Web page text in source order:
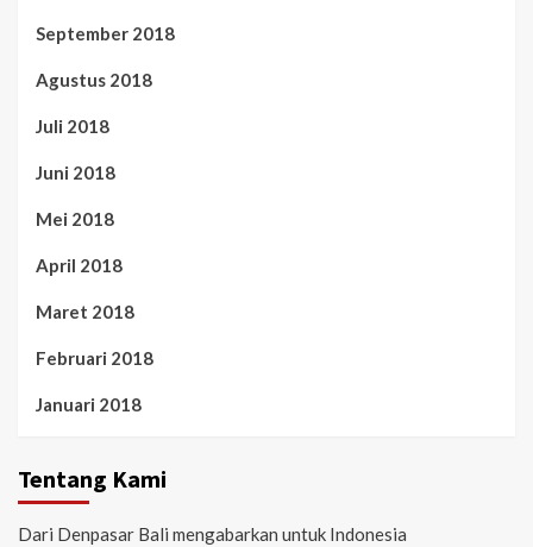
September 2018
Agustus 2018
Juli 2018
Juni 2018
Mei 2018
April 2018
Maret 2018
Februari 2018
Januari 2018
Tentang Kami
Dari Denpasar Bali mengabarkan untuk Indonesia